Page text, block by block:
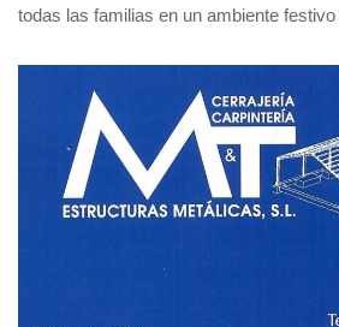
todas las familias en un ambiente